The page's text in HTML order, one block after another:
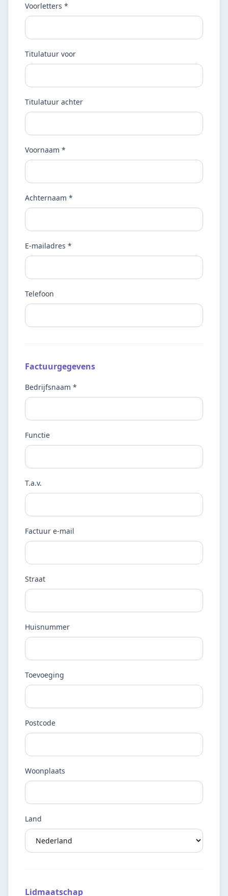
Voorletters *
Titulatuur voor
Titulatuur achter
Voornaam *
Achternaam *
E-mailadres *
Telefoon
Factuurgegevens
Bedrijfsnaam *
Functie
T.a.v.
Factuur e-mail
Straat
Huisnummer
Toevoeging
Postcode
Woonplaats
Land
Lidmaatschap